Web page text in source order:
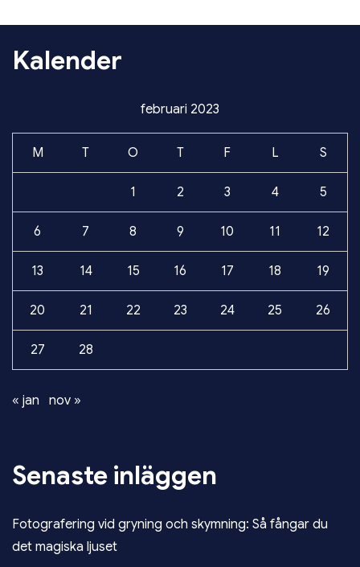
Kalender
februari 2023
M T O T F L S
1 2 3 4 5
6 7 8 9 10 11 12
13 14 15 16 17 18 19
20 21 22 23 24 25 26
27 28
« jan nov »
Senaste inläggen
Fotografering vid gryning och skymning: Så fångar du
det magiska ljuset